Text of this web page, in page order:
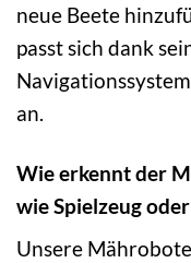
neue Beete
passt sich dank
an.
Wie erkennt der
wie Spielzeug
Unsere